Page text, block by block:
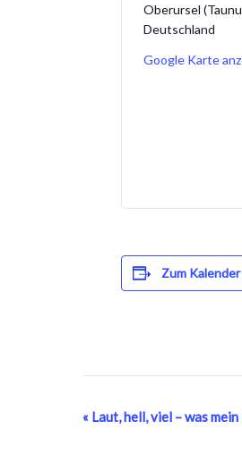
Oberursel
Deutschland
Google Karte
Zum
Veranstaltung-
« Laut, hell, viel – was